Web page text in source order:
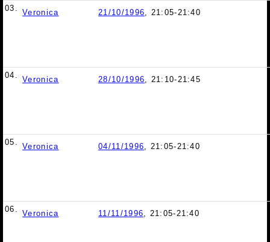
03. Veronica 21/10/1996, 21:05-21:40
04. Veronica 28/10/1996, 21:10-21:45
05. Veronica 04/11/1996, 21:05-21:40
06. Veronica 11/11/1996, 21:05-21:40